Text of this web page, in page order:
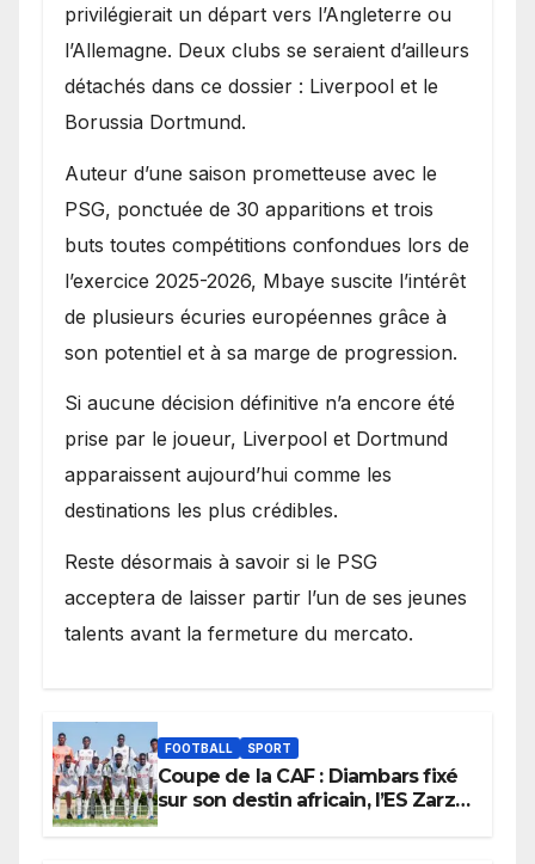
privilégierait un départ vers l’Angleterre ou
l’Allemagne. Deux clubs se seraient d’ailleurs
détachés dans ce dossier : Liverpool et le
Borussia Dortmund.
Auteur d’une saison prometteuse avec le
PSG, ponctuée de 30 apparitions et trois
buts toutes compétitions confondues lors de
l’exercice 2025-2026, Mbaye suscite l’intérêt
de plusieurs écuries européennes grâce à
son potentiel et à sa marge de progression.
Si aucune décision définitive n’a encore été
prise par le joueur, Liverpool et Dortmund
apparaissent aujourd’hui comme les
destinations les plus crédibles.
Reste désormais à savoir si le PSG
acceptera de laisser partir l’un de ses jeunes
talents avant la fermeture du mercato.
FOOTBALL SPORT
Coupe de la CAF : Diambars fixé
sur son destin africain, l’ES Zarzis